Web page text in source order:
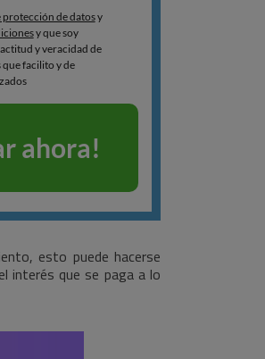
esto puede hacerse
interés que se paga a lo